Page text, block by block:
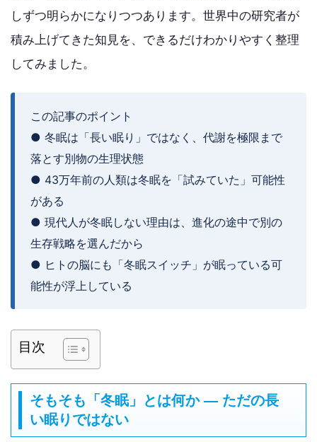
しずつ明らかになりつつあります。世界中の研究者が
積み上げてきた知見を、できるだけわかりやすく整理
してみました。
この記事のポイント
● 冬眠は「長い眠り」ではなく、代謝を極限まで
落とす別物の生理状態
● 43万年前の人類は冬眠を「試みていた」可能性
がある
● 現代人が冬眠しない理由は、進化の途中で別の
生存戦略を選んだから
● ヒトの脳にも「冬眠スイッチ」が眠っている可
能性が浮上している
目次
そもそも「冬眠」とは何か — ただの長
い眠りではない